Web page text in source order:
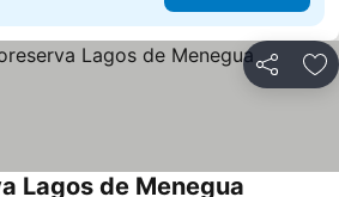
Compartir
Lagos de Menegua